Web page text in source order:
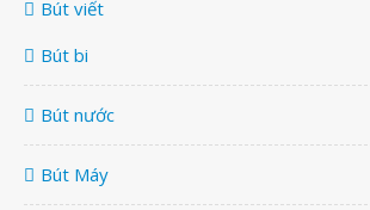
Bút viết
Bút bi
Bút nước
Bút Máy